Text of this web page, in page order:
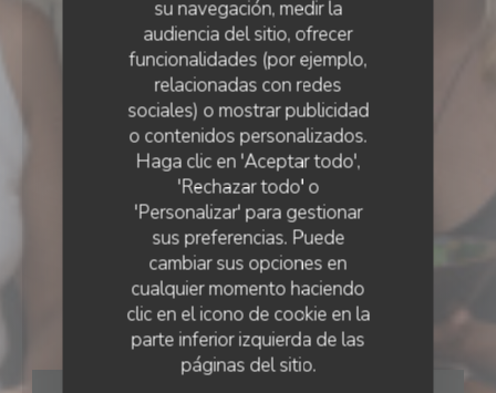
su navegación, medir la
audiencia del sitio, ofrecer
funcionalidades (por ejemplo,
relacionadas con redes
sociales) o mostrar publicidad
o contenidos personalizados.
Haga clic en 'Aceptar todo',
'Rechazar todo' o
'Personalizar' para gestionar
sus preferencias. Puede
cambiar sus opciones en
cualquier momento haciendo
clic en el icono de cookie en la
parte inferior izquierda de las
páginas del sitio.
Mana